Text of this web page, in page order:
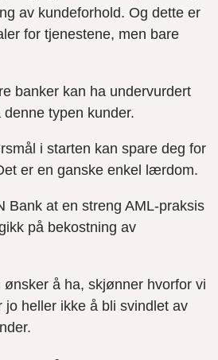
av kundeforhold. Og dette er
for tjenestene, men bare
banker kan ha undervurdert
typen kunder.
i starten kan spare deg for
er en ganske enkel lærdom.
Bank at en streng AML-praksis
på bekostning av
å ha, skjønner hvorfor vi
heller ikke å bli svindlet av